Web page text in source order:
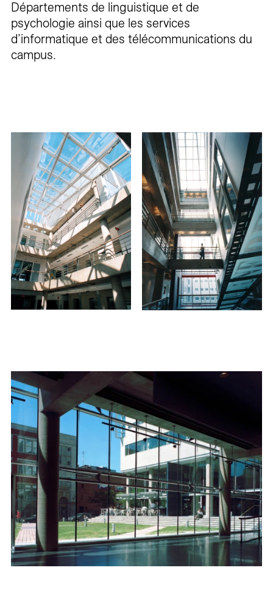
Départements de linguistique et de
psychologie ainsi que les services
d’informatique et des télécommunications du
campus.